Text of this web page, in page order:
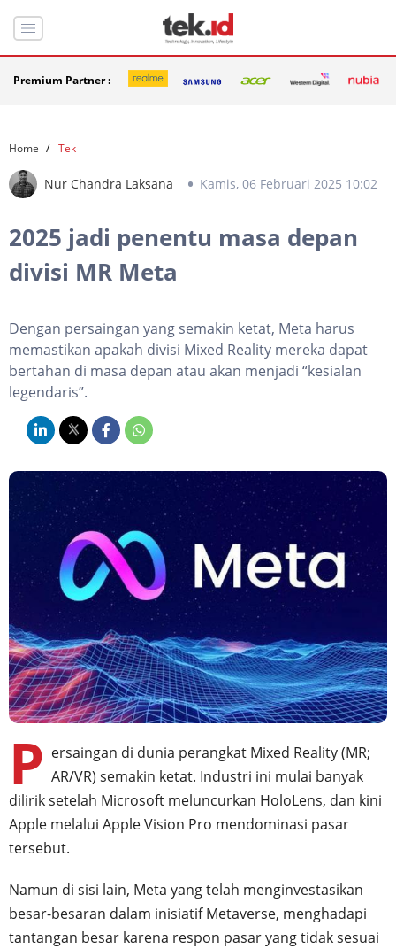
Premium Partner :
Home Tek
Nur Chandra Laksana Kamis, 06 Februari 2025 10:02
2025 jadi penentu masa depan
divisi MR Meta
Dengan persaingan yang semakin ketat, Meta harus
memastikan apakah divisi Mixed Reality mereka dapat
bertahan di masa depan atau akan menjadi “kesialan
legendaris”.
P ersaingan di dunia perangkat Mixed Reality (MR;
AR/VR) semakin ketat. Industri ini mulai banyak
dilirik setelah Microsoft meluncurkan HoloLens, dan kini
Apple melalui Apple Vision Pro mendominasi pasar
tersebut.
Namun di sisi lain, Meta yang telah menginvestasikan
besar-besaran dalam inisiatif Metaverse, menghadapi
tantangan besar karena respon pasar yang tidak sesuai